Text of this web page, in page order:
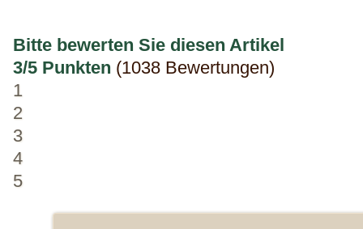
Bitte bewerten Sie diesen Artikel
3/5 Punkten (1038 Bewertungen)
1
2
3
4
5